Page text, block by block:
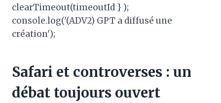
clearTimeout(timeoutId } );
console.log('(ADV2) GPT a diffusé une
création');
Safari et controverses : un
débat toujours ouvert